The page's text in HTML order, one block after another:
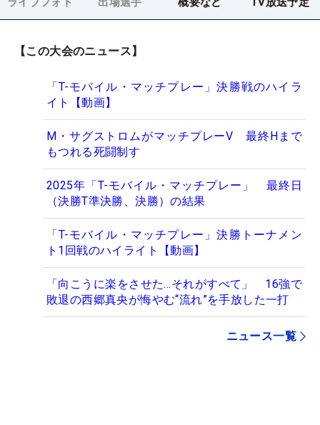
【この大会のニュース】
「T-モバイル・マッチプレー」決勝戦のハイラ
イト【動画】
M・サグストロムがマッチプレーV 最終Hまで
もつれる死闘制す
2025年「T-モバイル・マッチプレー」 最終日
（決勝T準決勝、決勝）の結果
「T-モバイル・マッチプレー」決勝トーナメン
ト1回戦のハイライト【動画】
「向こうに楽をさせた…それがすべて」 16強で
敗退の西郷真央が悔やむ“流れ”を手放した一打
ニュース一覧